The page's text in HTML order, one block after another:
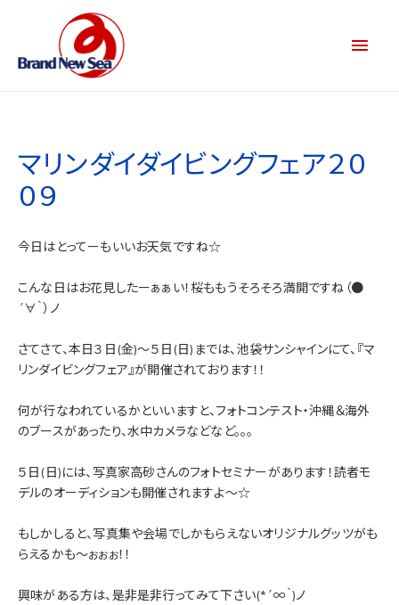
マリンダイダイビングフェア２０
０９
今日はとってーもいいお天気ですね☆
こんな日はお花見したーぁぁい！桜ももうそろそろ満開ですね（●
´∀｀）ノ
さてさて、本日３日(金)～５日(日)までは、池袋サンシャインにて、『マ
リンダイビングフェア』が開催されております！！
何が行なわれているかといいますと、フォトコンテスト・沖縄＆海外
のブースがあったり、水中カメラなどなど。。。
５日(日)には、写真家高砂さんのフォトセミナーがあります！読者モ
デルのオーディションも開催されますよ～☆
もしかしると、写真集や会場でしかもらえないオリジナルグッツがも
らえるかも～ぉぉぉ！！
興味がある方は、是非是非行ってみて下さい(*´∞｀)ノ